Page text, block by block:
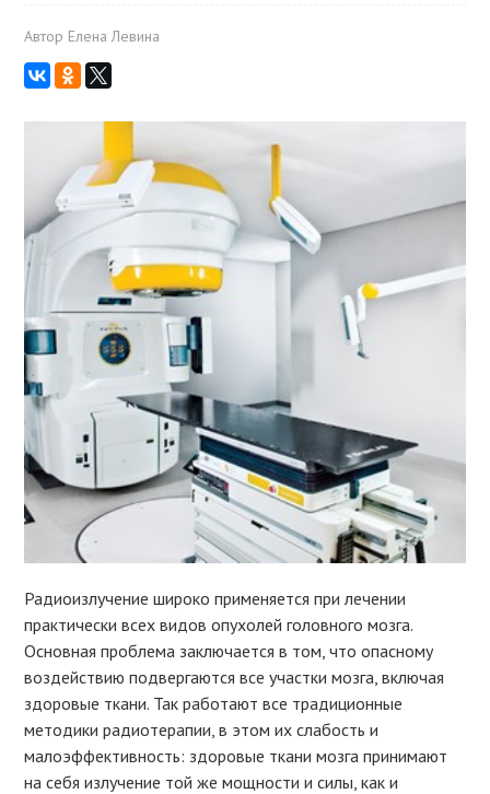
Автор Елена Левина
Радиоизлучение широко применяется при лечении
практически всех видов опухолей головного мозга.
Основная проблема заключается в том, что опасному
воздействию подвергаются все участки мозга, включая
здоровые ткани. Так работают все традиционные
методики радиотерапии, в этом их слабость и
малоэффективность: здоровые ткани мозга принимают
на себя излучение той же мощности и силы, как и